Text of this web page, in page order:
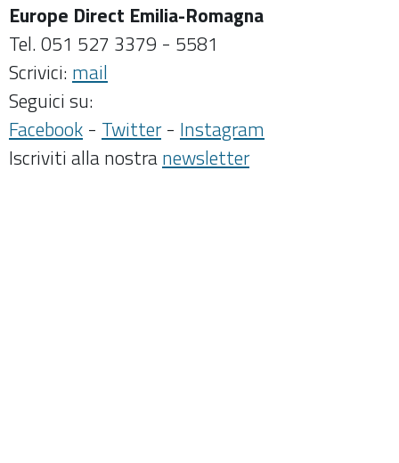
Europe Direct Emilia-Romagna
Tel. 051 527 3379 - 5581
Scrivici: mail
Seguici su:
Facebook - Twitter- Instagram
Iscriviti alla nostranewsletter